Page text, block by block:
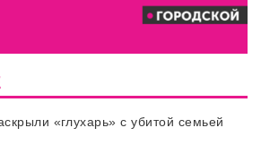
«глухарь» с убитой семьей